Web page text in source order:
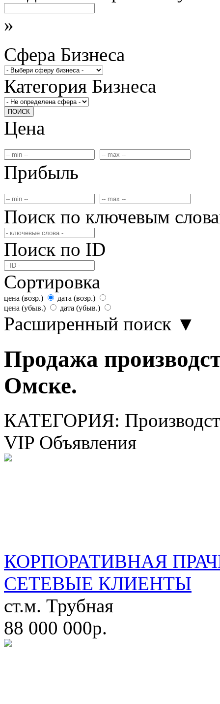
»
Сфера Бизнеса
Категория Бизнеса
ПОИСК
Цена
Прибыль
Поиск по ключевым
Поиск по ID
Сортировка
цена (возр.)
дата (возр.)
цена (убыв.)
дата (убыв.)
Расширенный поиск ▼
Продажа
Омске.
КАТЕГОРИЯ:
VIP Объявления
КОРПОРАТИВНАЯ
СЕТЕВЫЕ КЛИЕНТЫ
ст.м. Трубная
88 000 000р.